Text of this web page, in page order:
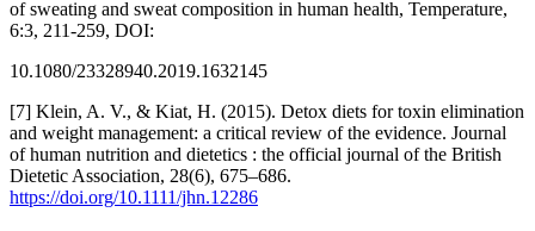
of sweating and sweat composition in human health, Temperature,
6:3, 211-259, DOI:
10.1080/23328940.2019.1632145
[7] Klein, A. V., & Kiat, H. (2015). Detox diets for toxin elimination
and weight management: a critical review of the evidence. Journal
of human nutrition and dietetics : the official journal of the British
Dietetic Association, 28(6), 675–686.
https://doi.org/10.1111/jhn.12286